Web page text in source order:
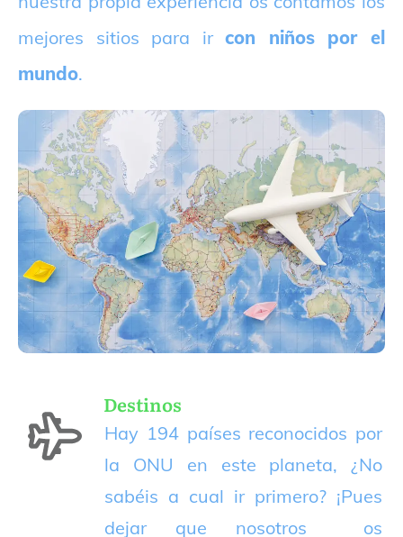
mejores sitios para ircon niños por el
mundo.
Destinos
Hay 194 países reconocidos por
la ONU en este planeta, ¿No
sabéis a cual ir primero? ¡Pues
dejar que nosotros os